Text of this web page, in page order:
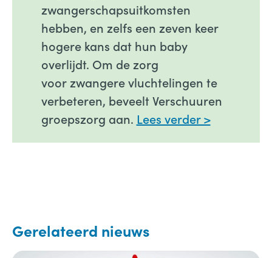
zwangerschapsuitkomsten
hebben, en zelfs een zeven keer
hogere kans dat hun baby
overlijdt. Om de zorg
voor zwangere vluchtelingen te
verbeteren, beveelt Verschuuren
groepszorg aan. Lees verder >
Gerelateerd nieuws